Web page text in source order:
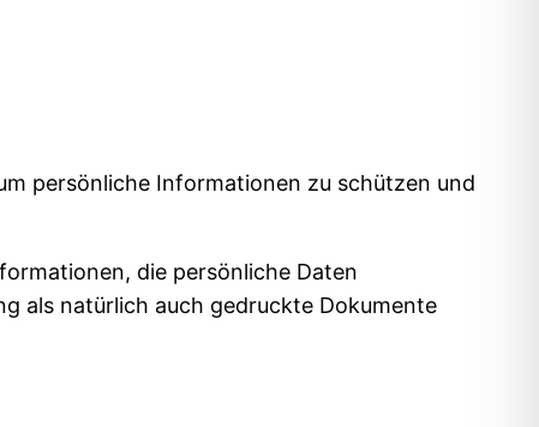
persönliche Informationen zu schützen und
die persönliche Daten
als natürlich auch gedruckte Dokumente